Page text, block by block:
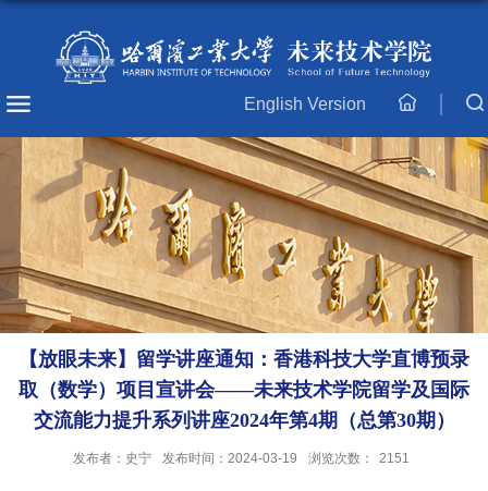
English Version
主
【放眼未来】留学讲座通知：香港科技大学直博预录
取（数学）项目宣讲会——未来技术学院留学及国际
交流能力提升系列讲座2024年第4期（总第30期）
发布者：史宁 发布时间：2024-03-19 浏览次数： 2151